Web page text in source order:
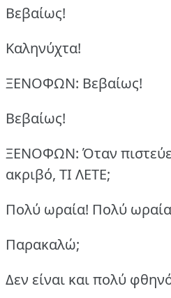
Βεβαίως!
Καληνύχτα!
ΞΕΝΟΦΩΝ: Βεβαίως!
Βεβαίως!
ΞΕΝΟΦΩΝ: Όταν
ακριβό, ΤΙ ΛΕΤΕ;
Πολύ ωραία! Πολύ
Παρακαλώ;
Δεν είναι και πολύ